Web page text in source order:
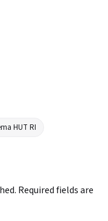
HUT RI
Required fields are